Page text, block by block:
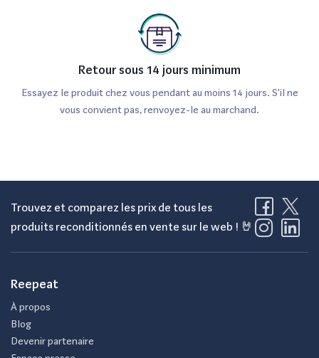
Retour sous 14 jours minimum
Essayez le produit chez vous pendant au moins 14 jours. S'il ne
vous convient pas, renvoyez-le au marchand.
Trouvez et comparez les prix de tous les
produits reconditionnés en vente sur le web ! 🤘
Reepeat
À propos
Blog
Devenir partenaire